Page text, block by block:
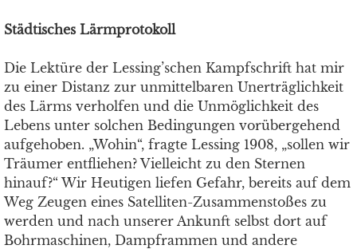
Städtisches Lärmprotokoll
Die Lektüre der Lessing’schen Kampfschrift hat mir
zu einer Distanz zur unmittelbaren Unerträglichkeit
des Lärms verholfen und die Unmöglichkeit des
Lebens unter solchen Bedingungen vorübergehend
aufgehoben. „Wohin“, fragte Lessing 1908, „sollen wir
Träumer entfliehen? Vielleicht zu den Sternen
hinauf?“ Wir Heutigen liefen Gefahr, bereits auf dem
Weg Zeugen eines Satelliten-Zusammenstoßes zu
werden und nach unserer Ankunft selbst dort auf
Bohrmaschinen, Dampframmen und andere